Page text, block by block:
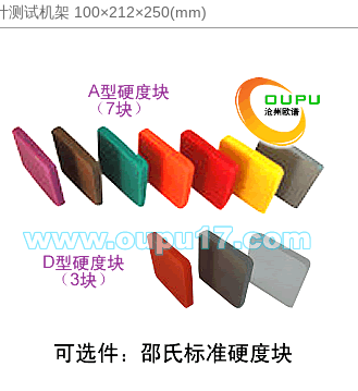
测试机架 100×212×250(mm)